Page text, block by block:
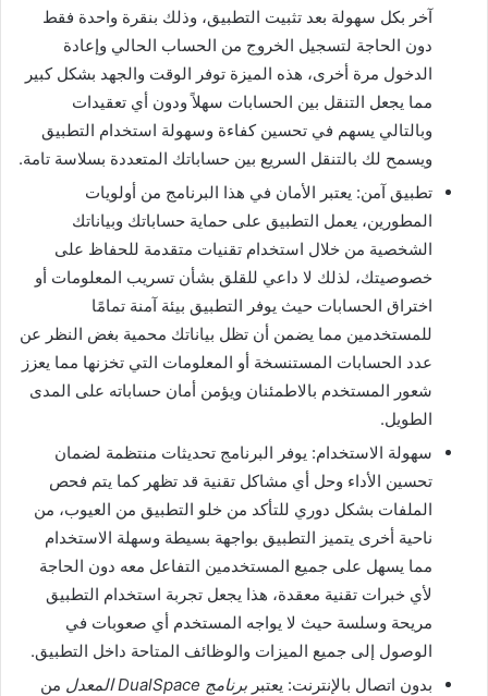
آخر بكل سهولة بعد تثبيت التطبيق، وذلك بنقرة واحدة فقط
دون الحاجة لتسجيل الخروج من الحساب الحالي وإعادة
الدخول مرة أخرى، هذه الميزة توفر الوقت والجهد بشكل كبير
مما يجعل التنقل بين الحسابات سهلاً ودون أي تعقيدات
وبالتالي يسهم في تحسين كفاءة وسهولة استخدام التطبيق
ويسمح لك بالتنقل السريع بين حساباتك المتعددة بسلاسة تامة.
تطبيق آمن: يعتبر الأمان في هذا البرنامج من أولويات
المطورين، يعمل التطبيق على حماية حساباتك وبياناتك
الشخصية من خلال استخدام تقنيات متقدمة للحفاظ على
خصوصيتك، لذلك لا داعي للقلق بشأن تسريب المعلومات أو
اختراق الحسابات حيث يوفر التطبيق بيئة آمنة تمامًا
للمستخدمين مما يضمن أن تظل بياناتك محمية بغض النظر عن
عدد الحسابات المستنسخة أو المعلومات التي تخزنها مما يعزز
شعور المستخدم بالاطمئنان ويؤمن أمان حساباته على المدى
الطويل.
سهولة الاستخدام: يوفر البرنامج تحديثات منتظمة لضمان
تحسين الأداء وحل أي مشاكل تقنية قد تظهر كما يتم فحص
الملفات بشكل دوري للتأكد من خلو التطبيق من العيوب، من
ناحية أخرى يتميز التطبيق بواجهة بسيطة وسهلة الاستخدام
مما يسهل على جميع المستخدمين التفاعل معه دون الحاجة
لأي خبرات تقنية معقدة، هذا يجعل تجربة استخدام التطبيق
مريحة وسلسة حيث لا يواجه المستخدم أي صعوبات في
الوصول إلى جميع الميزات والوظائف المتاحة داخل التطبيق.
بدون اتصال بالإنترنت: يعتبر برنامج DualSpace المعدل من